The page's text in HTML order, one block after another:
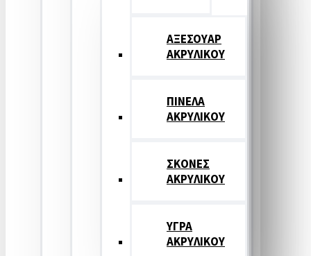
ΑΞΕΣΟΥΑΡ
ΑΚΡΥΛΙΚΟΥ
ΠΙΝΕΛΑ
ΑΚΡΥΛΙΚΟΥ
ΣΚΟΝΕΣ
ΑΚΡΥΛΙΚΟΥ
ΥΓΡΑ
ΑΚΡΥΛΙΚΟΥ